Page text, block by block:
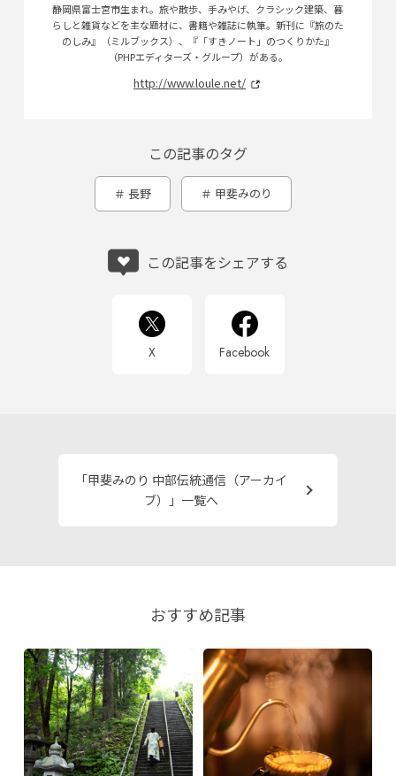
静岡県富士宮市生まれ。旅や散歩、手みやげ、クラシック建築、暮
らしと雑貨などを主な題材に、書籍や雑誌に執筆。新刊に『旅のた
のしみ』（ミルブックス）、『「すきノート」のつくりかた』
（PHPエディターズ・グループ）がある。
http://www.loule.net/
この記事のタグ
長野 甲斐みのり
この記事をシェアする
X Facebook
「甲斐みのり 中部伝統通信（アーカイ
ブ）」一覧へ
おすすめ記事